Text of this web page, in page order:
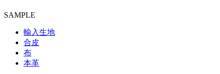
SAMPLE
輸入生地
合皮
布
本革